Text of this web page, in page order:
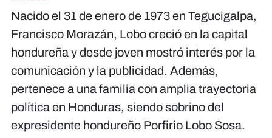
Nacido el 31 de enero de 1973 en Tegucigalpa,
Francisco Morazán, Lobo creció en la capital
hondureña y desde joven mostró interés por la
comunicación y la publicidad. Además,
pertenece a una familia con amplia trayectoria
política en Honduras, siendo sobrino del
expresidente hondureño Porfirio Lobo Sosa.